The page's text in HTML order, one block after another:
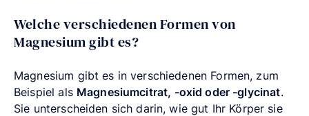
Welche verschiedenen Formen von
Magnesium gibt es?
Magnesium gibt es in verschiedenen Formen, zum
Beispiel als Magnesiumcitrat, -oxid oder -glycinat.
Sie unterscheiden sich darin, wie gut Ihr Körper sie